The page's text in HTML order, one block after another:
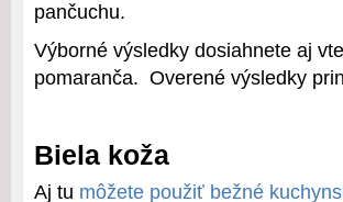
pančuchu.
Výborné výsledky dosiahnete aj
pomaranča. Overené výsledky
Biela koža
Aj tu môžete použiť bežné